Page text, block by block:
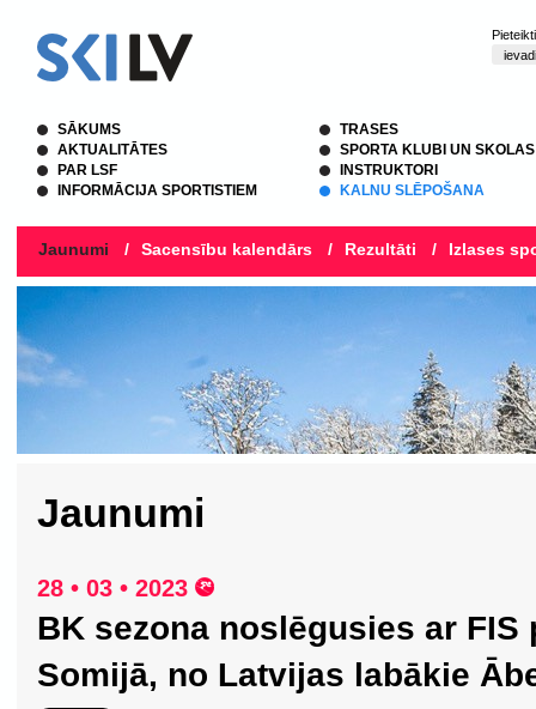
SĀKUMS
AKTUALITĀTES
PAR LSF
INFORMĀCIJA SPORTISTIEM
TRASES
SPORTA KLUBI UN SKOLAS
INSTRUKTORI
KALNU SLĒPOŠANA
Jaunumi / Sacensību kalendārs / Rezultāti / Izlases
Jaunumi
28 • 03 • 2023
BK sezona noslēgusies ar
Somijā, no Latvijas labākie